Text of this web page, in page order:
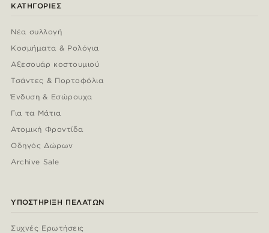
ΚΑΤΗΓΟΡΊΕΣ
Νέα συλλογή
Κοσμήματα & Ρολόγια
Αξεσουάρ κοστουμιού
Τσάντες & Πορτοφόλια
Ένδυση & Εσώρουχα
Για τα Μάτια
Ατομική Φροντίδα
Οδηγός Δώρων
Archive Sale
ΥΠΟΣΤΉΡΙΞΗ ΠΕΛΑΤΏΝ
Συχνές Ερωτήσεις